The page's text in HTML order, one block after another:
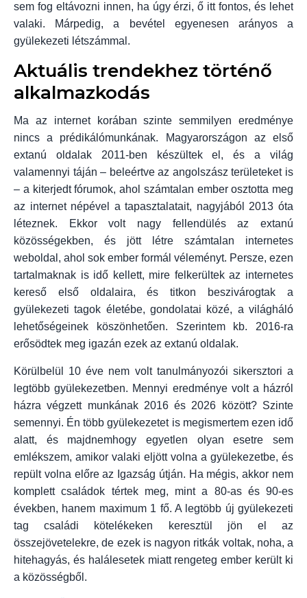
sem fog eltávozni innen, ha úgy érzi, ő itt fontos, és lehet
valaki. Márpedig, a bevétel egyenesen arányos a
gyülekezeti létszámmal.
Aktuális trendekhez történő
alkalmazkodás
Ma az internet korában szinte semmilyen eredménye
nincs a prédikálómunkának. Magyarországon az első
extanú oldalak 2011-ben készültek el, és a világ
valamennyi táján – beleértve az angolszász területeket is
– a kiterjedt fórumok, ahol számtalan ember osztotta meg
az internet népével a tapasztalatait, nagyjából 2013 óta
léteznek. Ekkor volt nagy fellendülés az extanú
közösségekben, és jött létre számtalan internetes
weboldal, ahol sok ember formál véleményt. Persze, ezen
tartalmaknak is idő kellett, mire felkerültek az internetes
kereső első oldalaira, és titkon beszivárogtak a
gyülekezeti tagok életébe, gondolatai közé, a világháló
lehetőségeinek köszönhetően. Szerintem kb. 2016-ra
erősödtek meg igazán ezek az extanú oldalak.
Körülbelül 10 éve nem volt tanulmányozói sikersztori a
legtöbb gyülekezetben. Mennyi eredménye volt a házról
házra végzett munkának 2016 és 2026 között? Szinte
semennyi. Én több gyülekezetet is megismertem ezen idő
alatt, és majdnemhogy egyetlen olyan esetre sem
emlékszem, amikor valaki eljött volna a gyülekezetbe, és
repült volna előre az Igazság útján. Ha mégis, akkor nem
komplett családok tértek meg, mint a 80-as és 90-es
években, hanem maximum 1 fő. A legtöbb új gyülekezeti
tag családi kötelékeken keresztül jön el az
összejövetelekre, de ezek is nagyon ritkák voltak, noha, a
hitehagyás, és halálesetek miatt rengeteg ember került ki
a közösségből.